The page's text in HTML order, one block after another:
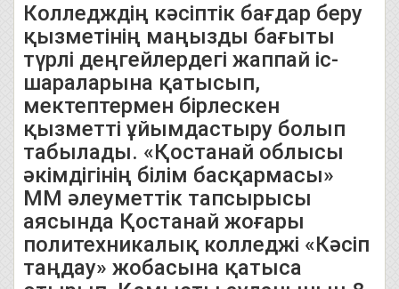
Колледждің кәсіптік бағдар беру
қызметінің маңызды бағыты
түрлі деңгейлердегі жаппай іс-
шараларына қатысып,
мектептермен бірлескен
қызметті ұйымдастыру болып
табылады. «Қостанай облысы
әкімдігінің білім басқармасы»
ММ әлеуметтік тапсырысы
аясында Қостанай жоғары
политехникалық колледжі «Кәсіп
таңдау» жобасына қатыса